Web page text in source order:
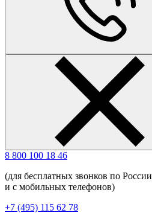
8 800 100 18 46
(для бесплатных звонков по России
и с мобильных телефонов)
+7 (495) 115 62 78